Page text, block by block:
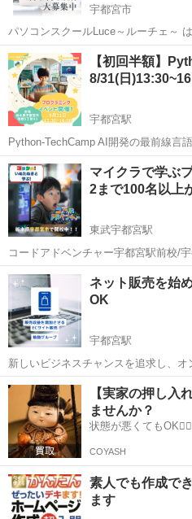
宇都宮市
パソコンスクールLuce～ルーチェ～ はオンラインレッスンも充実‼︎ ・
WEBデザイン ・WEBサイト制作 ・
ンラインレッスン取り扱っておりま
栃木 宇都宮市 Illustrator
【初回半額】
8/31(日
宇都宮駅
Python-TechCamp AI開発の最前線言語python
年8月31日 13:30 – 16:30 場所：
宮市宿郷５丁目９−３ ...
栃木 宇都宮市 宇都宮駅
マイクラで学ぶ
2まで100名以上
東武宇都宮駅
コードアドベンチャー宇都宮駅前校/
クラフト×プログラミング×大人気
ング教室です！ ～当教室のおすすめポイントのまとめ～ ☆みんなに大
人気のマイ...
栃木 宇都宮市 東武宇都宮駅
マインクラフト
ネット販売を始
OK
宇都宮駅
新しいビジネスチャンスを追求し、オ
方へ向けた「ECサイトの基礎から学
が開催されます！ お問い合わせ&参加申し込みは下記の公式ラインか
ら https://lin....
栃木 宇都宮市 宇都宮駅
【実家の押し入
ませんか？
状態が悪くても
COYASH
素人でも作成で
ます